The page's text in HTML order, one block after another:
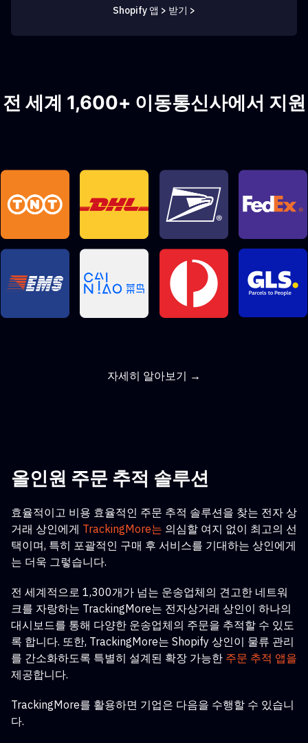
Shopify 앱 > 받기 >
전 세계 1,600+ 이동통신사에서 지원
자세히 알아보기 →
올인원 주문 추적 솔루션
효율적이고 비용 효율적인 주문 추적 솔루션을 찾는 전자 상
거래 상인에게 TrackingMore는 의심할 여지 없이 최고의 선
택이며, 특히 포괄적인 구매 후 서비스를 기대하는 상인에게
는 더욱 그렇습니다.
전 세계적으로 1,300개가 넘는 운송업체의 견고한 네트워
크를 자랑하는 TrackingMore는 전자상거래 상인이 하나의
대시보드를 통해 다양한 운송업체의 주문을 추적할 수 있도
록 합니다. 또한, TrackingMore는 Shopify 상인이 물류 관리
를 간소화하도록 특별히 설계된 확장 가능한 주문 추적 앱을
제공합니다.
TrackingMore를 활용하면 기업은 다음을 수행할 수 있습니
다.